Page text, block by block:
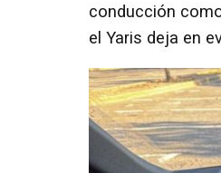
conducción
el Yaris deja en